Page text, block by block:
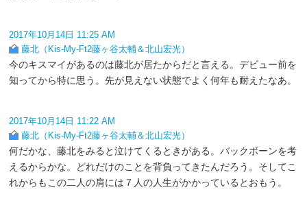
2017年10月14日 11:25 AM
藤北（Kis-My-Ft2藤ヶ谷太輔＆北山宏光）
今のキスマイがあるのは藤北が居たからだと言える。デビュー前を
知ってから特に思う。先が見えない状態でよく何年も耐えたなあ。
2017年10月14日 11:22 AM
藤北（Kis-My-Ft2藤ヶ谷太輔＆北山宏光）
何だかな、藤北をみると泣けてくるときがある。バックボーンを考
えるからかな。どれだけのことを背負ってきたんだろう。そしてこ
れからもこの二人の肩には７人の人生がかかっているとおもう。